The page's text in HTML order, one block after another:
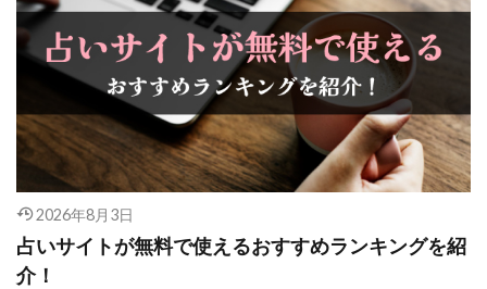
2026年8月3日
占いサイトが無料で使えるおすすめランキングを紹
介！